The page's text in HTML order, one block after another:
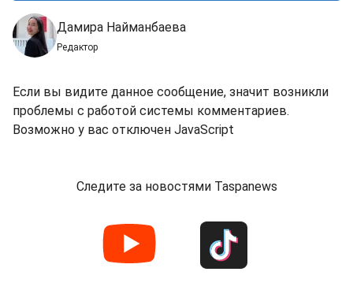
Дамира Найманбаева
Редактор
Если вы видите данное сообщение, значит возникли
проблемы с работой системы комментариев.
Возможно у вас отключен JavaScript
Следите за новостями Taspanews